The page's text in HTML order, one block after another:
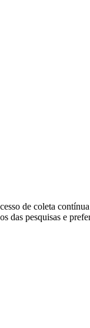
de coleta
das pesquisas e